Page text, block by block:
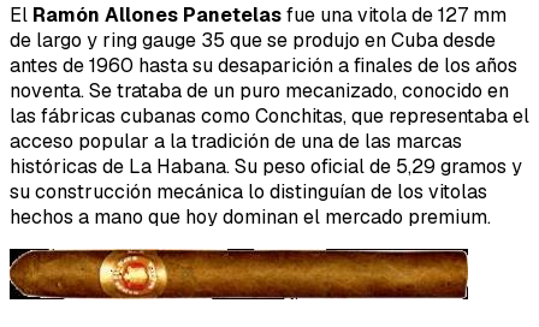
El Ramón Allones Panetelasfue una vitola de 127 mm
de largo y ring gauge 35 que se produjo en Cuba desde
antes de 1960 hasta su desaparición a finales de los años
noventa. Se trataba de un puro mecanizado, conocido en
las fábricas cubanas como Conchitas, que representaba el
acceso popular a la tradición de una de las marcas
históricas de La Habana. Su peso oficial de 5,29 gramos y
su construcción mecánica lo distinguían de los vitolas
hechos a mano que hoy dominan el mercado premium.